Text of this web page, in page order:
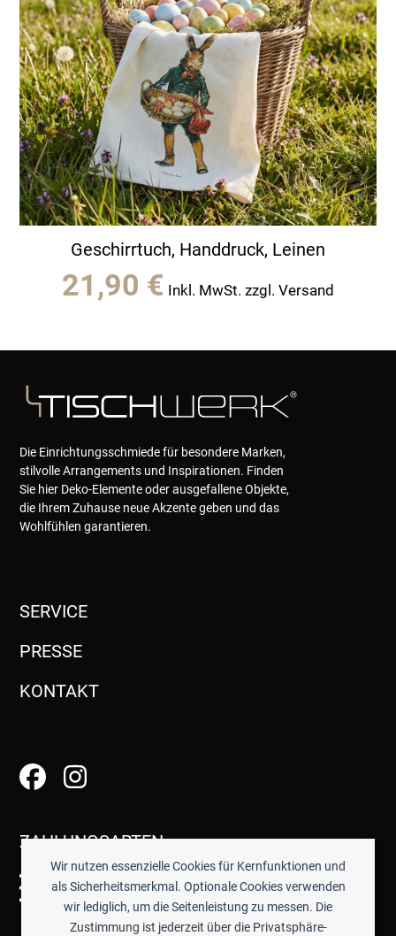
Wir nutzen essenzielle Cookies für Kernfunktionen und
als Sicherheitsmerkmal. Optionale Cookies verwenden
wir lediglich, um die Seitenleistung zu messen. Die
Zustimmung ist jederzeit über die Privatsphäre-
Geschirrtuch, Handdruck, Leinen
21,90 € Inkl. MwSt. zzgl. Versand
Die Einrichtungsschmiede für besondere Marken,
stilvolle Arrangements und Inspirationen. Finden
Sie hier Deko-Elemente oder ausgefallene Objekte,
die Ihrem Zuhause neue Akzente geben und das
Wohlfühlen garantieren.
SERVICE
PRESSE
KONTAKT
ZAHLUNGSARTEN